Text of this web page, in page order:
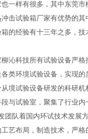
一样有很多，其中东莞市
击试验箱厂家有优势的其
的经验有十三年之多，技
沁科技所有试验设备严格
类环境试验设备，实现的
境试验设备研发的科研机
与试验室，聚集了行业内
团队着国内环试技术发展
艺布局，制造技术，严格